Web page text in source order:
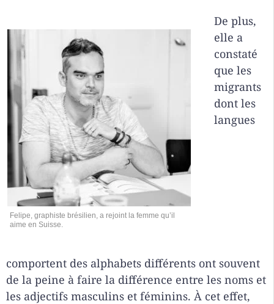
Felipe, graphiste brésilien, a rejoint la femme qu’il
aime en Suisse.
De plus,
elle a
constaté
que les
migrants
dont les
langues
comportent des alphabets différents ont souvent
de la peine à faire la différence entre les noms et
les adjectifs masculins et féminins. À cet effet,